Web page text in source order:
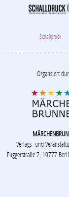
Fuggerstraße 7, 10777